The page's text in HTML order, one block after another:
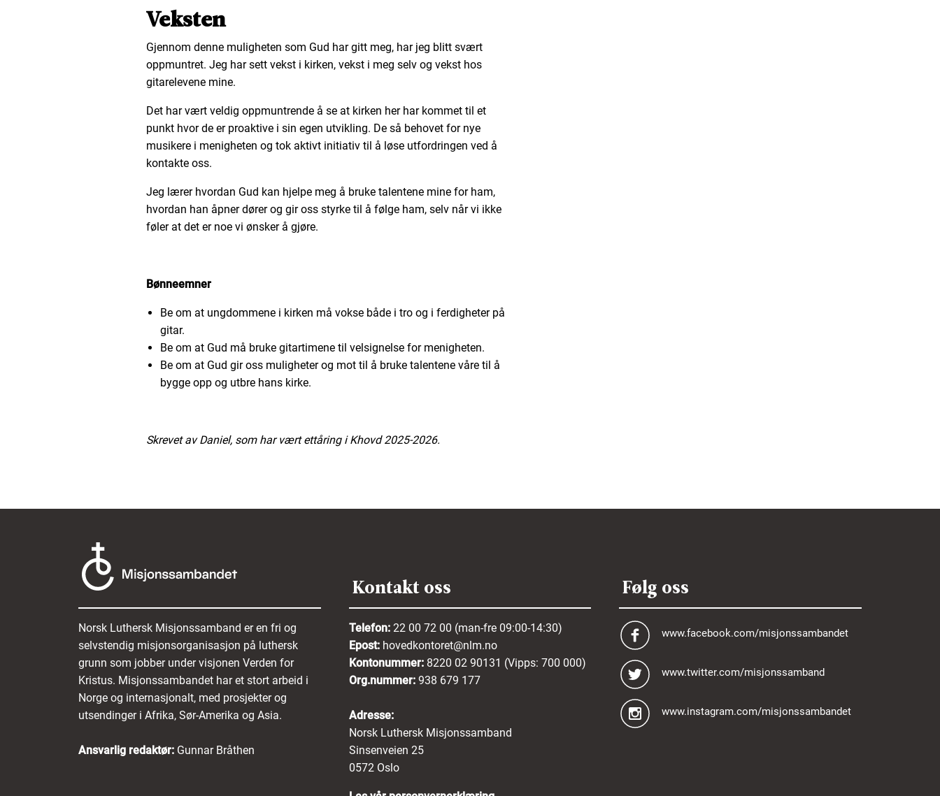
Veksten
Gjennom denne muligheten som Gud har gitt meg, har jeg blitt svært
oppmuntret. Jeg har sett vekst i kirken, vekst i meg selv og vekst hos
gitarelevene mine.
Det har vært veldig oppmuntrende å se at kirken her har kommet til et
punkt hvor de er proaktive i sin egen utvikling. De så behovet for nye
musikere i menigheten og tok aktivt initiativ til å løse utfordringen ved å
kontakte oss.
Jeg lærer hvordan Gud kan hjelpe meg å bruke talentene mine for ham,
hvordan han åpner dører og gir oss styrke til å følge ham, selv når vi ikke
føler at det er noe vi ønsker å gjøre.
Bønneemner
Be om at ungdommene i kirken må vokse både i tro og i ferdigheter på
gitar.
Be om at Gud må bruke gitartimene til velsignelse for menigheten.
Be om at Gud gir oss muligheter og mot til å bruke talentene våre til å
bygge opp og utbre hans kirke.
Skrevet av Daniel, som har vært ettåring i Khovd 2025-2026.
Norsk Luthersk Misjonssamband er en fri og
selvstendig misjonsorganisasjon på luthersk
grunn som jobber under visjonen Verden for
Kristus. Misjonssambandet har et stort arbeid i
Norge og internasjonalt, med prosjekter og
utsendinger i Afrika, Sør-Amerika og Asia.
Ansvarlig redaktør: Gunnar Bråthen
Kontakt oss
Telefon: 22 00 72 00 (man-fre 09:00-14:30)
Epost: hovedkontoret@nlm.no
Kontonummer: 8220 02 90131 (Vipps: 700 000)
Org.nummer: 938 679 177
Adresse:
Norsk Luthersk Misjonssamband
Sinsenveien 25
0572 Oslo
Følg oss
www.facebook.com/misjonssambandet
www.twitter.com/misjonssamband
www.instagram.com/misjonssambandet